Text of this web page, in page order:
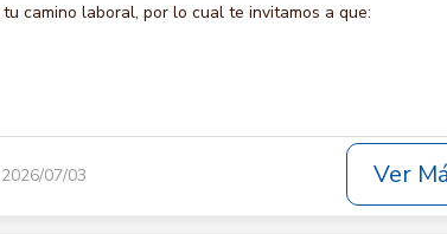
camino laboral, por lo cual te invitamos a que:
2026/07/03 Ver